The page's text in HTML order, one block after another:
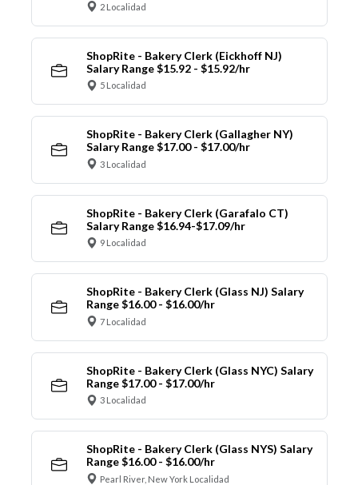
2 Localidad
ShopRite - Bakery Clerk (Eickhoff NJ)
Salary Range $15.92 - $15.92/hr
5 Localidad
ShopRite - Bakery Clerk (Gallagher NY)
Salary Range $17.00 - $17.00/hr
3 Localidad
ShopRite - Bakery Clerk (Garafalo CT)
Salary Range $16.94-$17.09/hr
9 Localidad
ShopRite - Bakery Clerk (Glass NJ) Salary
Range $16.00 - $16.00/hr
7 Localidad
ShopRite - Bakery Clerk (Glass NYC) Salary
Range $17.00 - $17.00/hr
3 Localidad
ShopRite - Bakery Clerk (Glass NYS) Salary
Range $16.00 - $16.00/hr
Pearl River, New York Localidad